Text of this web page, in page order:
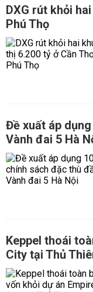
DXG rút khỏi
Phú Thọ
Đề xuất áp
Vành đai 5 Hà
Keppel thoái
City tại Thủ